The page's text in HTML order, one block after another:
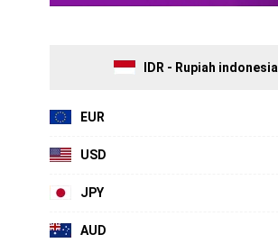
IDR - Rupiah indonesia
EUR
USD
JPY
AUD